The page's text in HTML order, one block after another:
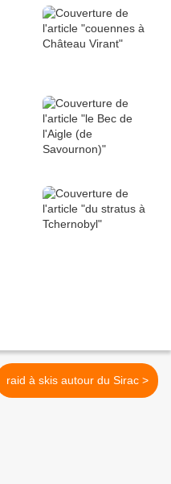
raid à skis autour du Sirac >